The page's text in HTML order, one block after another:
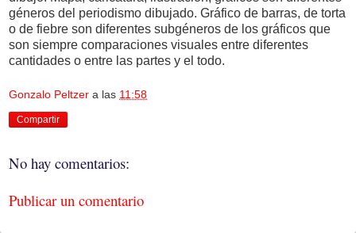
géneros del periodismo dibujado. Gráfico de barras, de torta
o de fiebre son diferentes subgéneros de los gráficos que
son siempre comparaciones visuales entre diferentes
cantidades o entre las partes y el todo.
Gonzalo Peltzer a las 11:58
Compartir
No hay comentarios:
Publicar un comentario